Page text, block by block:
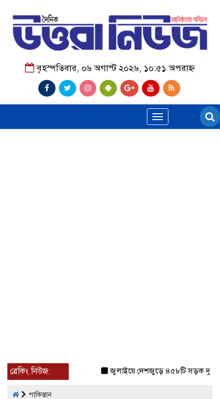
বৃহস্পতিবার, ০৬ অগাস্ট ২০২৬, ১০:৫১ অপরাহ্ন
Toggle
navigation
ব্রেকিং নিউজ: জুলাইয়ে দেশজুড়ে ৪৫৮টি সড়ক
পাকিস্তান